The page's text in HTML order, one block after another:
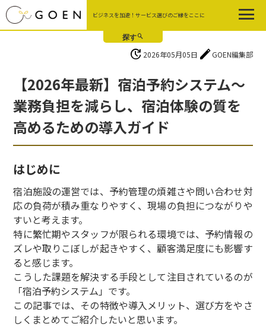
Skip
to
the
ビジネスを加速！サービス選びのご縁をここに
update 2026年05月05日 editGOEN編集部
【2026年最新】宿泊予約システム〜
業務負担を減らし、宿泊体験の質を
高めるための導入ガイド
はじめに
宿泊施設の運営では、予約管理の煩雑さや問い合わせ対
応の負荷が積み重なりやすく、現場の負担につながりや
すいと考えます。
特に繁忙期やスタッフが限られる環境では、予約情報の
ズレや取りこぼしが起きやすく、顧客満足度にも影響す
ると感じます。
こうした課題を解決する手段として注目されているのが
「宿泊予約システム」です。
この記事では、その特徴や導入メリット、選び方をやさ
しくまとめてご紹介したいと思います。